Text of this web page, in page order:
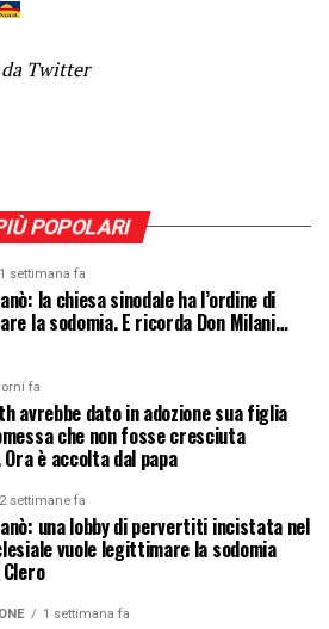
Twitter
POPOLARI
1 settimana fa
la chiesa sinodale ha l’ordine di
la sodomia. E ricorda Don Milani…
fa
avrebbe dato in adozione sua figlia
che non fosse cresciuta
è accolta dal papa
2 settimane fa
una lobby di pervertiti incistata nel
vuole legittimare la sodomia
1 settimana fa